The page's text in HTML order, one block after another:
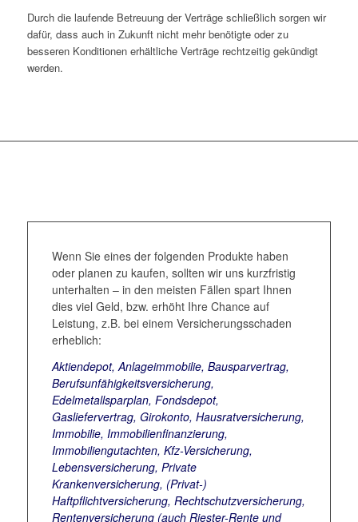
Durch die laufende Betreuung der Verträge schließlich sorgen wir
dafür, dass auch in Zukunft nicht mehr benötigte oder zu
besseren Konditionen erhältliche Verträge rechtzeitig gekündigt
werden.
Wenn Sie eines der folgenden Produkte haben
oder planen zu kaufen, sollten wir uns kurzfristig
unterhalten – in den meisten Fällen spart Ihnen
dies viel Geld, bzw. erhöht Ihre Chance auf
Leistung, z.B. bei einem Versicherungsschaden
erheblich:
Aktiendepot, Anlageimmobilie, Bausparvertrag,
Berufsunfähigkeitsversicherung,
Edelmetallsparplan, Fondsdepot,
Gasliefervertrag, Girokonto, Hausratversicherung,
Immobilie, Immobilienfinanzierung,
Immobiliengutachten, Kfz-Versicherung,
Lebensversicherung, Private
Krankenversicherung, (Privat-)
Haftpflichtversicherung, Rechtschutzversicherung,
Rentenversicherung (auch Riester-Rente und